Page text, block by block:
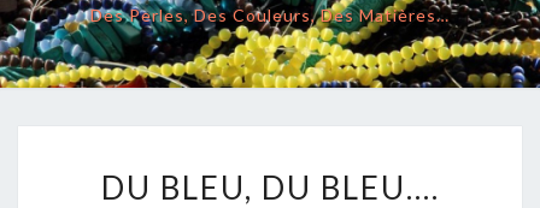
Des Perles, Des Couleurs, Des Matières…
BLEU,
DU BLEU, DU BLEU….